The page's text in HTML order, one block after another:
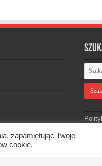
zapamiętując Twoje
cookie.